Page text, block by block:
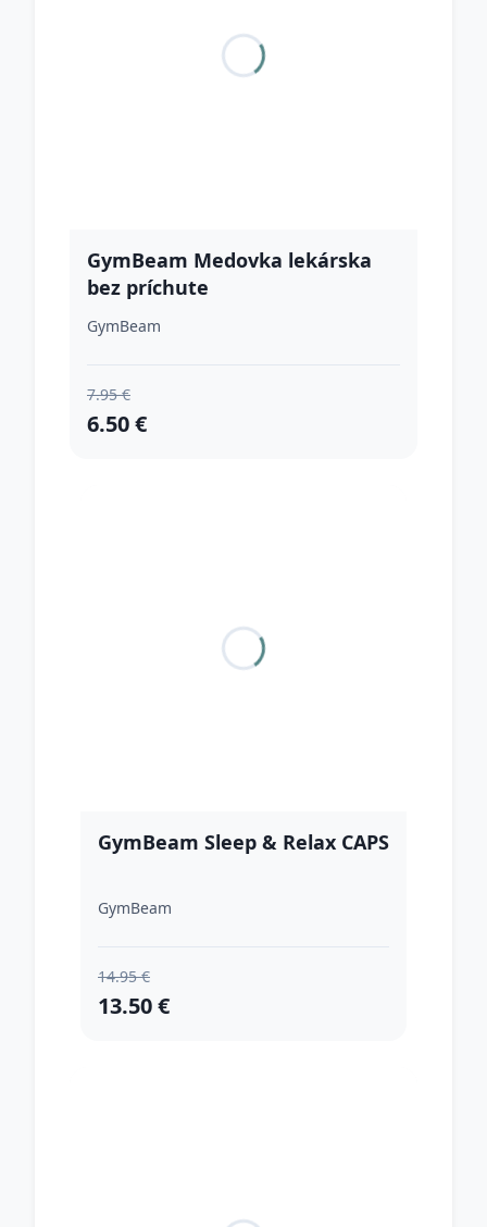
GymBeam Medovka lekárska
bez príchute
GymBeam
7.95 €
6.50 €
GymBeam Sleep & Relax CAPS
GymBeam
14.95 €
13.50 €